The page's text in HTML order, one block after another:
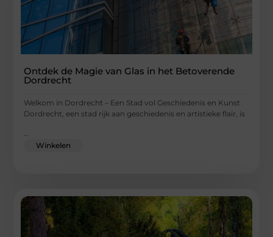
Ontdek de Magie van Glas in het Betoverende
Dordrecht
Welkom in Dordrecht – Een Stad vol Geschiedenis en Kunst
Dordrecht, een stad rijk aan geschiedenis en artistieke flair, is
...
Winkelen